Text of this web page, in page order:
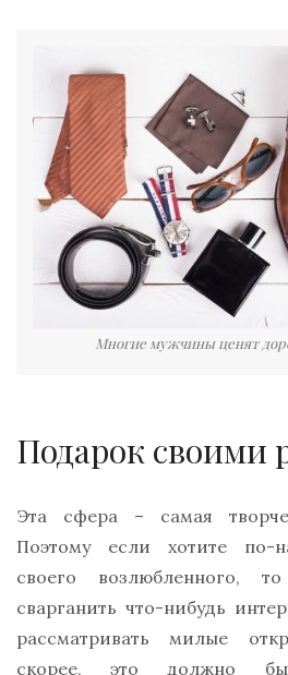
Многие мужчины ценят
Подарок своими
Эта сфера – самая
Поэтому если хотите по-
своего возлюбленного,
сварганить что-нибудь
рассматривать милые
скорее, это должно